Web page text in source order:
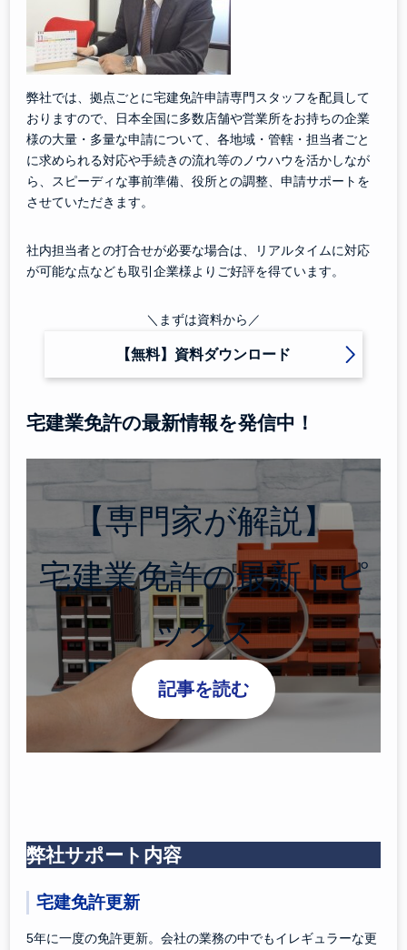
弊社では、拠点ごとに宅建免許申請専門スタッフを配員して
おりますので、日本全国に多数店舗や営業所をお持ちの企業
様の大量・多量な申請について、各地域・管轄・担当者ごと
に求められる対応や手続きの流れ等のノウハウを活かしなが
ら、スピーディな事前準備、役所との調整、申請サポートを
させていただきます。
社内担当者との打合せが必要な場合は、リアルタイムに対応
が可能な点なども取引企業様よりご好評を得ています。
＼まずは資料から／
【無料】資料ダウンロード
宅建業免許の最新情報を発信中！
【専門家が解説】
宅建業免許の最新トピ
ックス
記事を読む
弊社サポート内容
宅建免許更新
5年に一度の免許更新。会社の業務の中でもイレギュラーな更